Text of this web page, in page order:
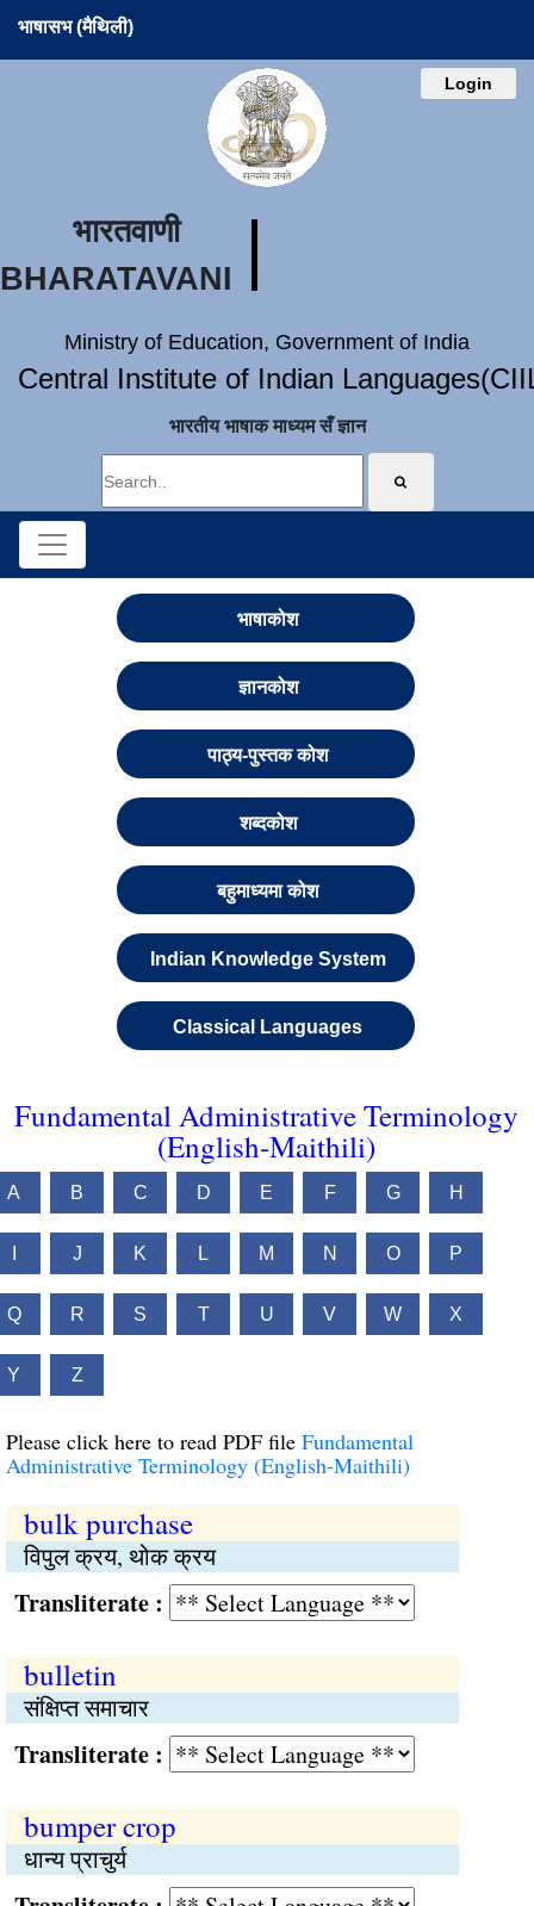
भाषासभ (मैथिली)
Login
भारतवाणी
BHARATAVANI
Ministry of Education, Government of India
Central Institute of Indian
भारतीय भाषाक माध्यम सँ ज्ञान
भाषाकोश
ज्ञानकोश
पाठ्य-पुस्तक कोश
शब्दकोश
बहुमाध्यमा कोश
Indian Knowledge System
Classical Languages
Fundamental Administrative Terminology
(English-Maithili)
A B C D E F G H
J K L M N O P
Q R S T U V W X
Y Z
Please click here to read PDF file Fundamental
Administrative Terminology (English-Maithili)
bulk purchase
विपुल क्रय, थोक क्रय
:
bulletin
संक्षिप्त समाचार
:
bumper crop
धान्य प्राचुर्य